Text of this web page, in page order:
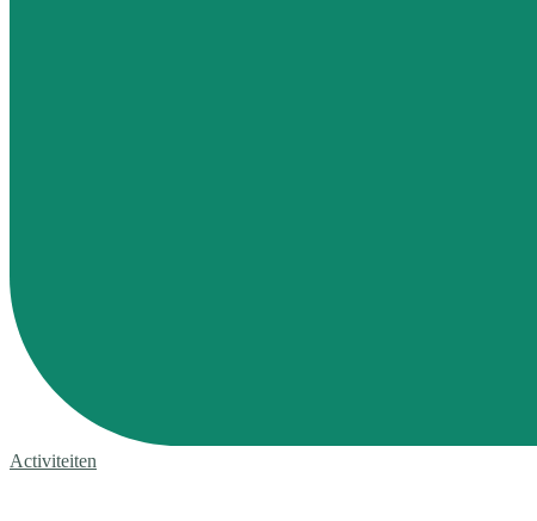
Activiteiten